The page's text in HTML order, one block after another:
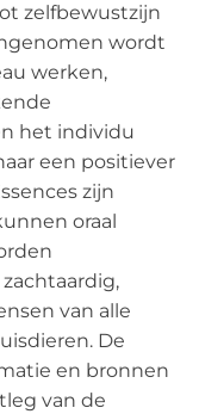
zelfbewustzijn
wordt
werken,
het individu
een positiever
zijn
oraal
van alle
De
en bronnen
van de